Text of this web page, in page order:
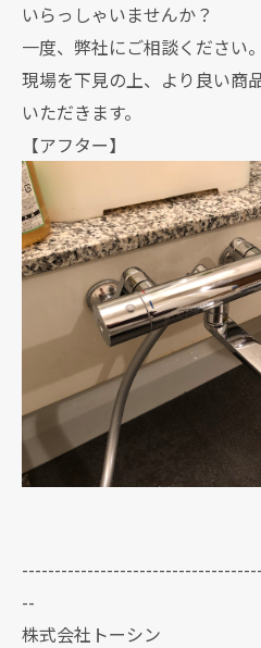
いらっしゃいませんか？
一度、弊社にご相談ください。
現場を下見の上、より良い商
いただきます。
【アフター】
--
株式会社トーシン